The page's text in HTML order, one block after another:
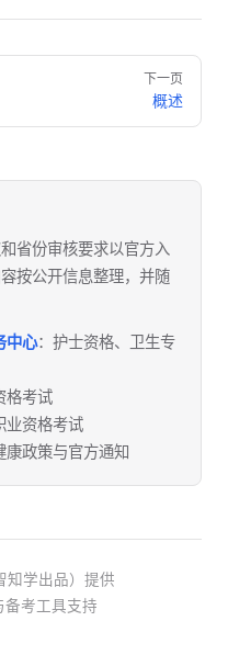
下一页
概述
省份审核要求以官方入
按公开信息整理，并随
中心：护士资格、卫生专
格考试
业资格考试
康政策与官方通知
知学出品）提供
备考工具支持